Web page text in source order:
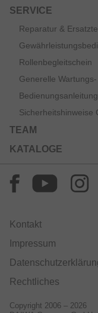
SERVICE
Reparatur &
Rollenbegleitschein
Generelle
Sicherheitshinweise
TEAM
KATALOGE
Kontakt
Impressum
Rechtliches
Copyright 2006 – 2026